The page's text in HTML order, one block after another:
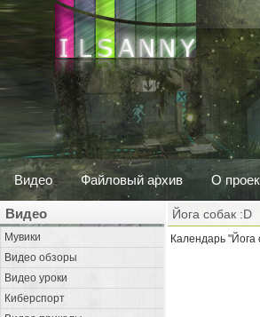
Видео Файловый архив О
Видео
Мувики
Видео обзоры
Видео уроки
Киберспорт
Йога собак :D
Календарь "Йога